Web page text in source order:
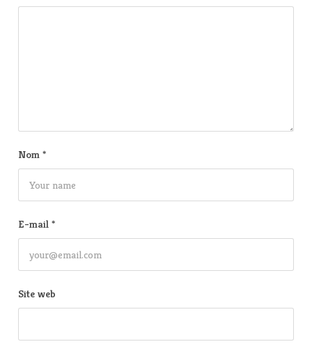
Nom *
E-mail *
Site web